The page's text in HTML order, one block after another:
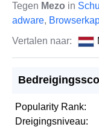
Tegen Mezo in
adware,
Vertalen naar:
Popularity Rank:
Dreigingsniveau: